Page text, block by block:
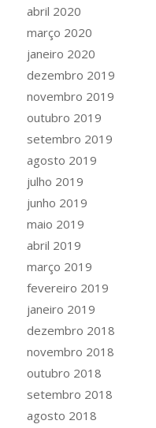
abril 2020
março 2020
janeiro 2020
dezembro 2019
novembro 2019
outubro 2019
setembro 2019
agosto 2019
julho 2019
junho 2019
maio 2019
abril 2019
março 2019
fevereiro 2019
janeiro 2019
dezembro 2018
novembro 2018
outubro 2018
setembro 2018
agosto 2018